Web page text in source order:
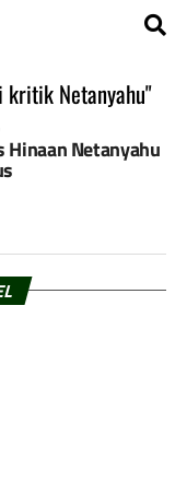
kritik Netanyahu"
Hinaan Netanyahu